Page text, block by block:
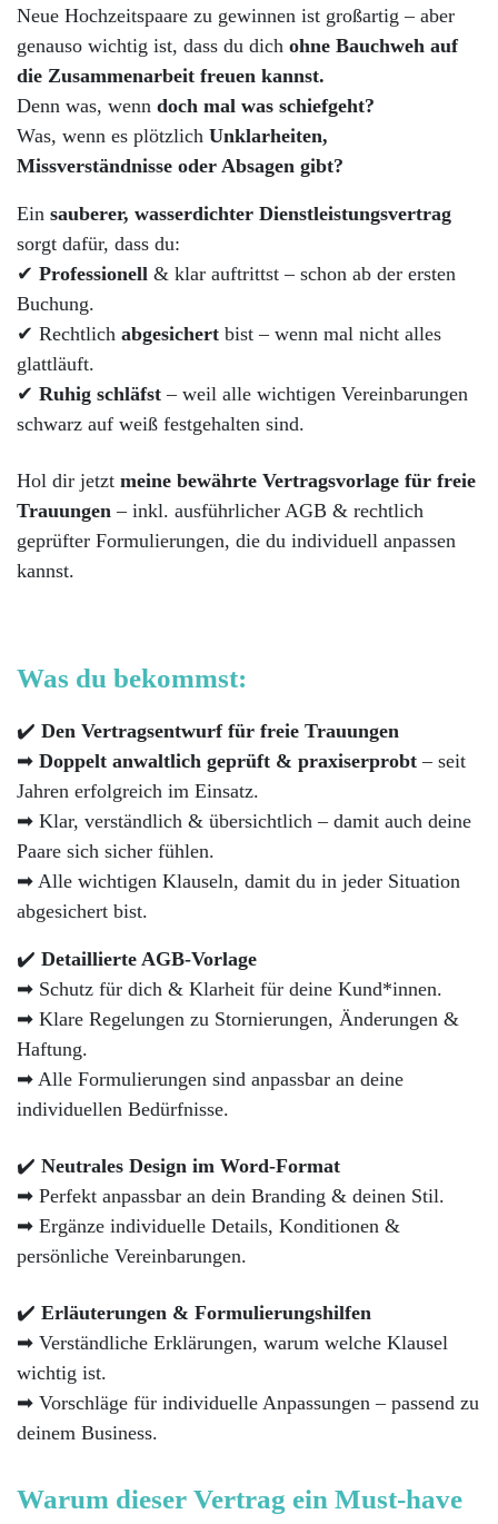
Neue Hochzeitspaare zu gewinnen ist großartig – aber
genauso wichtig ist, dass du dich ohne Bauchweh auf
die Zusammenarbeit freuen kannst.
Denn was, wenn doch mal was schiefgeht?
Was, wenn es plötzlich Unklarheiten,
Missverständnisse oder Absagen gibt?
Ein sauberer, wasserdichter Dienstleistungsvertrag
sorgt dafür, dass du:
✔ Professionell & klar auftrittst – schon ab der ersten
Buchung.
✔ Rechtlich abgesichert bist – wenn mal nicht alles
glattläuft.
✔ Ruhig schläfst– weil alle wichtigen Vereinbarungen
schwarz auf weiß festgehalten sind.
Hol dir jetzt meine bewährte Vertragsvorlage für freie
Trauungen – inkl. ausführlicher AGB & rechtlich
geprüfter Formulierungen, die du individuell anpassen
kannst.
Was du bekommst:
✔️ Den Vertragsentwurf für freie Trauungen
➡ Doppelt anwaltlich geprüft & praxiserprobt – seit
Jahren erfolgreich im Einsatz.
➡ Klar, verständlich & übersichtlich – damit auch deine
Paare sich sicher fühlen.
➡ Alle wichtigen Klauseln, damit du in jeder Situation
abgesichert bist.
✔️ Detaillierte AGB-Vorlage
➡ Schutz für dich & Klarheit für deine Kund*innen.
➡ Klare Regelungen zu Stornierungen, Änderungen &
Haftung.
➡ Alle Formulierungen sind anpassbar an deine
individuellen Bedürfnisse.
✔️ Neutrales Design im Word-Format
➡ Perfekt anpassbar an dein Branding & deinen Stil.
➡ Ergänze individuelle Details, Konditionen &
persönliche Vereinbarungen.
✔️ Erläuterungen & Formulierungshilfen
➡ Verständliche Erklärungen, warum welche Klausel
wichtig ist.
➡ Vorschläge für individuelle Anpassungen – passend zu
deinem Business.
Warum dieser Vertrag ein Must-have